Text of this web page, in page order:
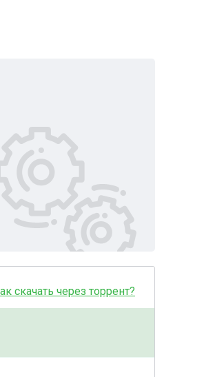
скачать через торрент?